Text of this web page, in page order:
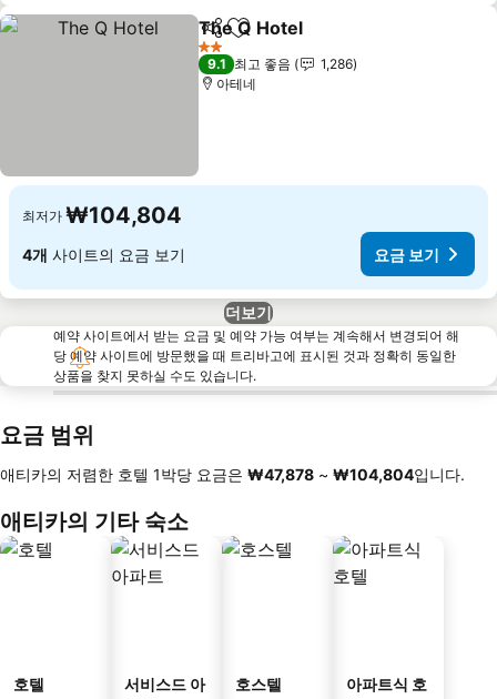
공유 즐겨찾기에 추가
The Q Hotel
2 성급
9.1 최고 좋음
1,286
아테네
최저가 ₩104,804
4개 사이트의 요금 보기 요금 보기
더보기
예약 사이트에서 받는 요금 및 예약 가능 여부는 계속해서 변경되어 해
당 예약 사이트에 방문했을 때 트리바고에 표시된 것과 정확히 동일한
상품을 찾지 못하실 수도 있습니다.
요금 범위
애티카의 저렴한 호텔 1박당 요금은 ‎₩47,878 ~ ‎₩104,804입니다.
애티카의 기타 숙소
호텔
서비스드 아
호스텔
아파트식 호